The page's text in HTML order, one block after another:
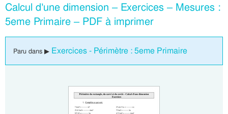
Calcul d’une dimension – Exercices – Mesures :
5eme Primaire – PDF à imprimer
Paru dans ▶ Exercices - Périmètre : 5eme Primaire